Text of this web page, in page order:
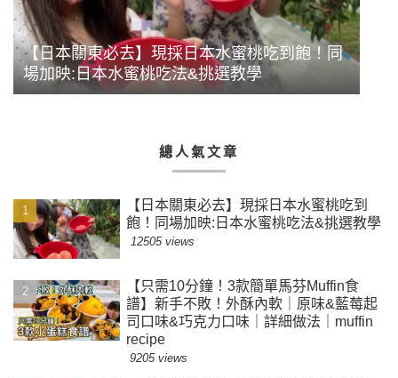
【日本關東必去】現採日本水蜜桃吃到飽！同
場加映:日本水蜜桃吃法&挑選教學
總人氣文章
【日本關東必去】現採日本水蜜桃吃到
飽！同場加映:日本水蜜桃吃法&挑選教學
12505 views
【只需10分鐘！3款簡單馬芬Muffin食
譜】新手不敗！外酥內軟｜原味&藍莓起
司口味&巧克力口味｜詳細做法｜muffin
recipe
9205 views